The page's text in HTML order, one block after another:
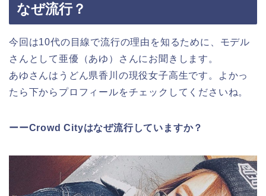
なぜ流行？
今回は10代の目線で流行の理由を知るために、モデル
さんとして亜優（あゆ）さんにお聞きします。
あゆさんはうどん県香川の現役女子高生です。よかっ
たら下からプロフィールをチェックしてくださいね。
ーーCrowd Cityはなぜ流行していますか？